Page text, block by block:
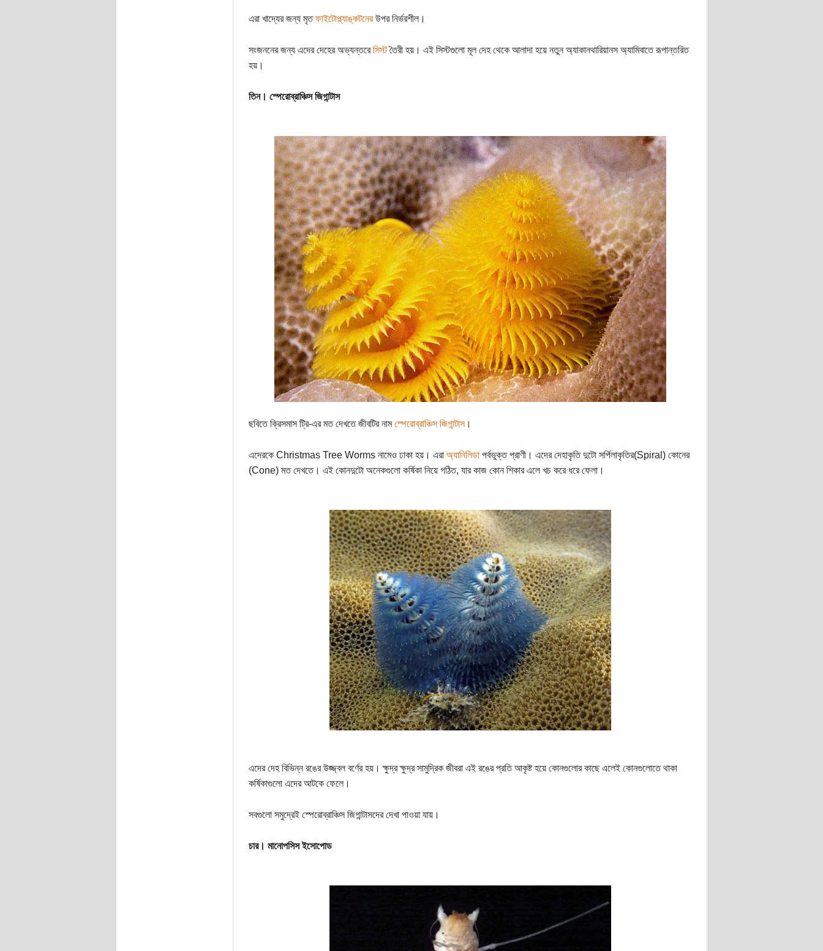
এরা খাদ্যের জন্য মৃতফাইটোপ্ল্যাঙ্কটনেরউপর নির্ভরশীল।
সংজননের জন্য এদের দেহের অভ্যন্তরেসিস্টতৈরী হয়। এই সিস্টগুলো মূল দেহ থেকে আলাদা হয়ে নতুন অ্যাকানথারিয়ানস অ্যামিবাতে রূপান্তরিত
হয়।
তিন। স্পেরোব্রাঞ্চিস জিগান্টাস
ছবিতে ক্রিসমাস ট্রি-এর মত দেখতে জীবটির নামস্পেরোব্রাঞ্চিস জিগান্টাস।
এদেরকে Christmas Tree Worms নামেও ঢাকা হয়। এরা অ্যানিলিডাপর্বভুক্ত প্রাণী। এদের দেহাকৃতি দুটো সর্পিলাকৃতির(Spiral) কোনের
(Cone) মত দেখতে। এই কোনদুটো অনেকগুলো কর্ষিকা নিয়ে গঠিত, যার কাজ কোন শিকার এলে খচ করে ধরে ফেলা।
এদের দেহ বিভিন্ন রঙের উজ্জ্বল বর্ণের হয়। ক্ষুদ্র ক্ষুদ্র সামুদ্রিক জীবরা এই রঙের প্রতি আকৃষ্ট হয়ে কোনগুলোর কাছে এলেই কোনগুলোতে থাকা
কর্ষিকাগুলো এদের আটকে ফেলে।
সবগুলো সমুদ্রেই স্পেরোব্রাঞ্চিস জিগান্টাসদের দেখা পাওয়া যায়।
চার। মানোপসিস ইসোপোড